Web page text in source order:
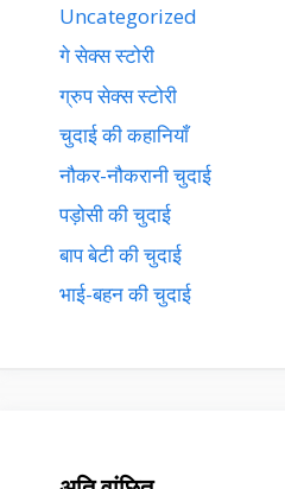
Uncategorized
गे सेक्स स्टोरी
ग्रुप सेक्स स्टोरी
चुदाई की कहानियाँ
नौकर-नौकरानी चुदाई
पड़ोसी की चुदाई
बाप बेटी की चुदाई
भाई-बहन की चुदाई